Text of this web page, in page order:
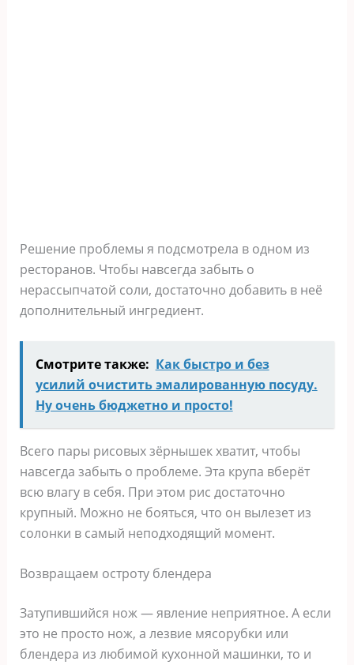
Решение проблемы я подсмотрела в одном из
ресторанов. Чтобы навсегда забыть о
нерассыпчатой соли, достаточно добавить в неё
дополнительный ингредиент.
Смотрите также: Как быстро и без
усилий очистить эмалированную посуду.
Ну очень бюджетно и просто!
Всего пары рисовых зёрнышек хватит, чтобы
навсегда забыть о проблеме. Эта крупа вберёт
всю влагу в себя. При этом рис достаточно
крупный. Можно не бояться, что он вылезет из
солонки в самый неподходящий момент.
Возвращаем остроту блендера
Затупившийся нож — явление неприятное. А если
это не просто нож, а лезвие мясорубки или
блендера из любимой кухонной машинки, то и